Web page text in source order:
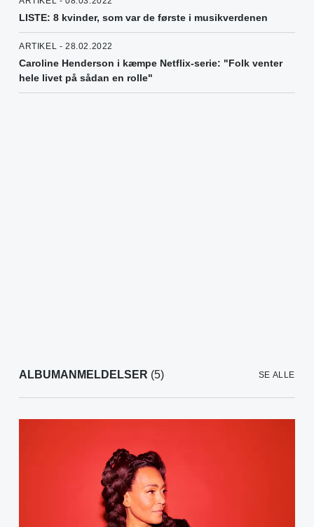
LISTE: 8 kvinder, som var de første i musikverdenen
ARTIKEL - 28.02.2022
Caroline Henderson i kæmpe Netflix-serie: "Folk venter
hele livet på sådan en rolle"
ALBUMANMELDELSER (5) SE ALLE